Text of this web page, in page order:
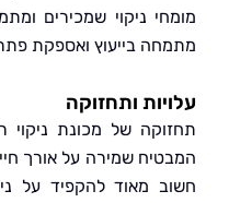
ניקוי שמכירים ומתמחים
בייעוץ ואספקת פתרונות
ותחזוקה
של מכונת ניקוי
שמירה על אורך חיי
מאוד להקפיד על ניקוי